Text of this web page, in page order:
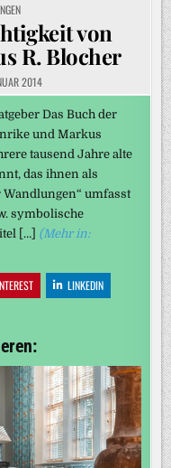
von
R. Blocher
2014
Das Buch der
und Markus
tausend Jahre alte
das ihnen als
umfasst
symbolische
[…] (Mehr in:
LINKEDIN